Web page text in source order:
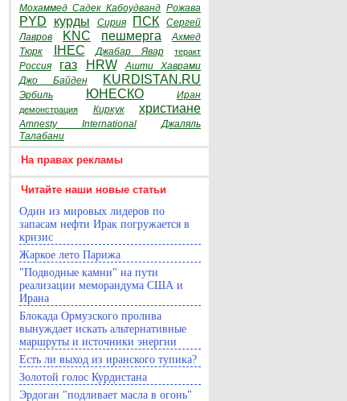
Мохаммед Садек Кабоудванд Рожава
PYD курды Сирия ПСК
Сергей
Лавров
KNC пешмерга
Ахмед
Тюрк
IHEC Джабар Явар теракт
Россия газ HRW
Ашти Хаврами
Джо Байден
KURDISTAN.RU
Эрбиль ЮНЕСКО Иран
демонстрация Киркук христиане
Amnesty International
Джаляль
Талабани
На правах рекламы
Читайте наши новые статьи
Один из мировых лидеров по
запасам нефти Ирак погружается в
кризис
Жаркое лето Парижа
"Подводные камни" на пути
реализации меморандума США и
Ирана
Блокада Ормузского пролива
вынуждает искать альтернативные
маршруты и источники энергии
Есть ли выход из иранского тупика?
Золотой голос Курдистана
Эрдоган "подливает масла в огонь"